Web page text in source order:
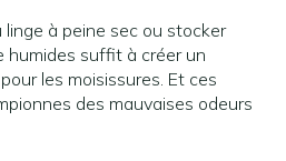
linge à peine sec ou stocker
humides suffit à créer un
les moisissures. Et ces
des mauvaises odeurs